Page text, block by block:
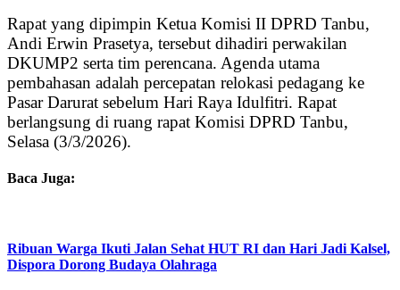
Rapat yang dipimpin Ketua Komisi II DPRD Tanbu,
Andi Erwin Prasetya, tersebut dihadiri perwakilan
DKUMP2 serta tim perencana. Agenda utama
pembahasan adalah percepatan relokasi pedagang ke
Pasar Darurat sebelum Hari Raya Idulfitri. Rapat
berlangsung di ruang rapat Komisi DPRD Tanbu,
Selasa (3/3/2026).
Baca Juga:
Ribuan Warga Ikuti Jalan Sehat HUT RI dan Hari Jadi Kalsel,
Dispora Dorong Budaya Olahraga